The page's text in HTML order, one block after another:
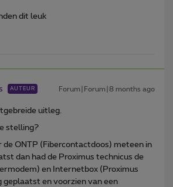
dit leuk
AUTEUR Forum|Forum|8 months ago
uitleg.
stelling?
de ONTP (Fibercontactdoos) meteen in
dan had de Proximus technicus de
en Internetbox (Proximus
geplaatst en voorzien van een